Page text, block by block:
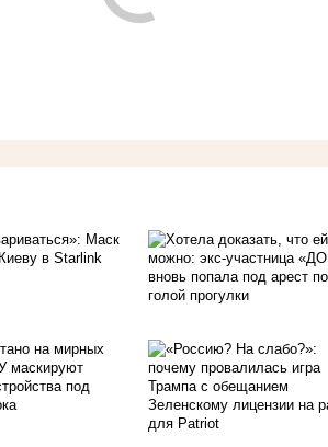
Маск
в Starlink
на мирных
маскируют
под